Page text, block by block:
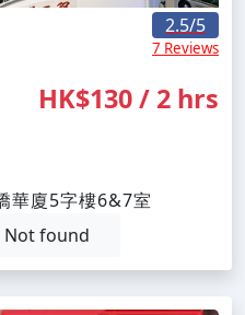
2.5/5
7 Reviews
HK$130 / 2 hrs
華廈5字樓6&7室
Not found